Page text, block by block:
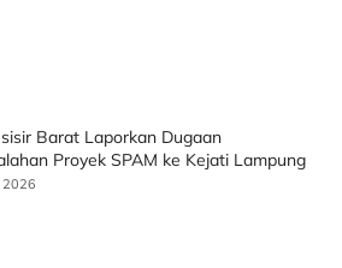
Barat Laporkan Dugaan
Proyek SPAM ke Kejati Lampung
2026